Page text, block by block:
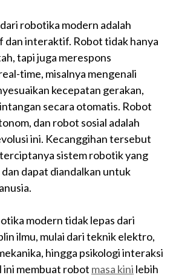
robotika modern adalah
dan interaktif. Robot tidak hanya
tapi juga merespons
time, misalnya mengenali
kecepatan gerakan,
secara otomatis. Robot
dan robot sosial adalah
ini. Kecanggihan tersebut
sistem robotik yang
dapat diandalkan untuk
modern tidak lepas dari
ilmu, mulai dari teknik elektro,
hingga psikologi interaksi
ini membuat robot masa kini lebih